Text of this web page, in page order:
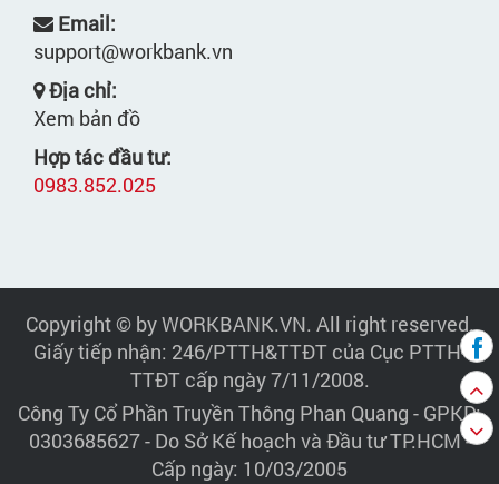
Email:
support@workbank.vn
Địa chỉ:
Xem bản đồ
Hợp tác đầu tư:
0983.852.025
Copyright © by WORKBANK.VN. All right reserved.
Giấy tiếp nhận: 246/PTTH&TTĐT của Cục PTTH-
TTĐT cấp ngày 7/11/2008.
Công Ty Cổ Phần Truyền Thông Phan Quang - GPKD:
0303685627 - Do Sở Kế hoạch và Đầu tư TP.HCM -
Cấp ngày: 10/03/2005